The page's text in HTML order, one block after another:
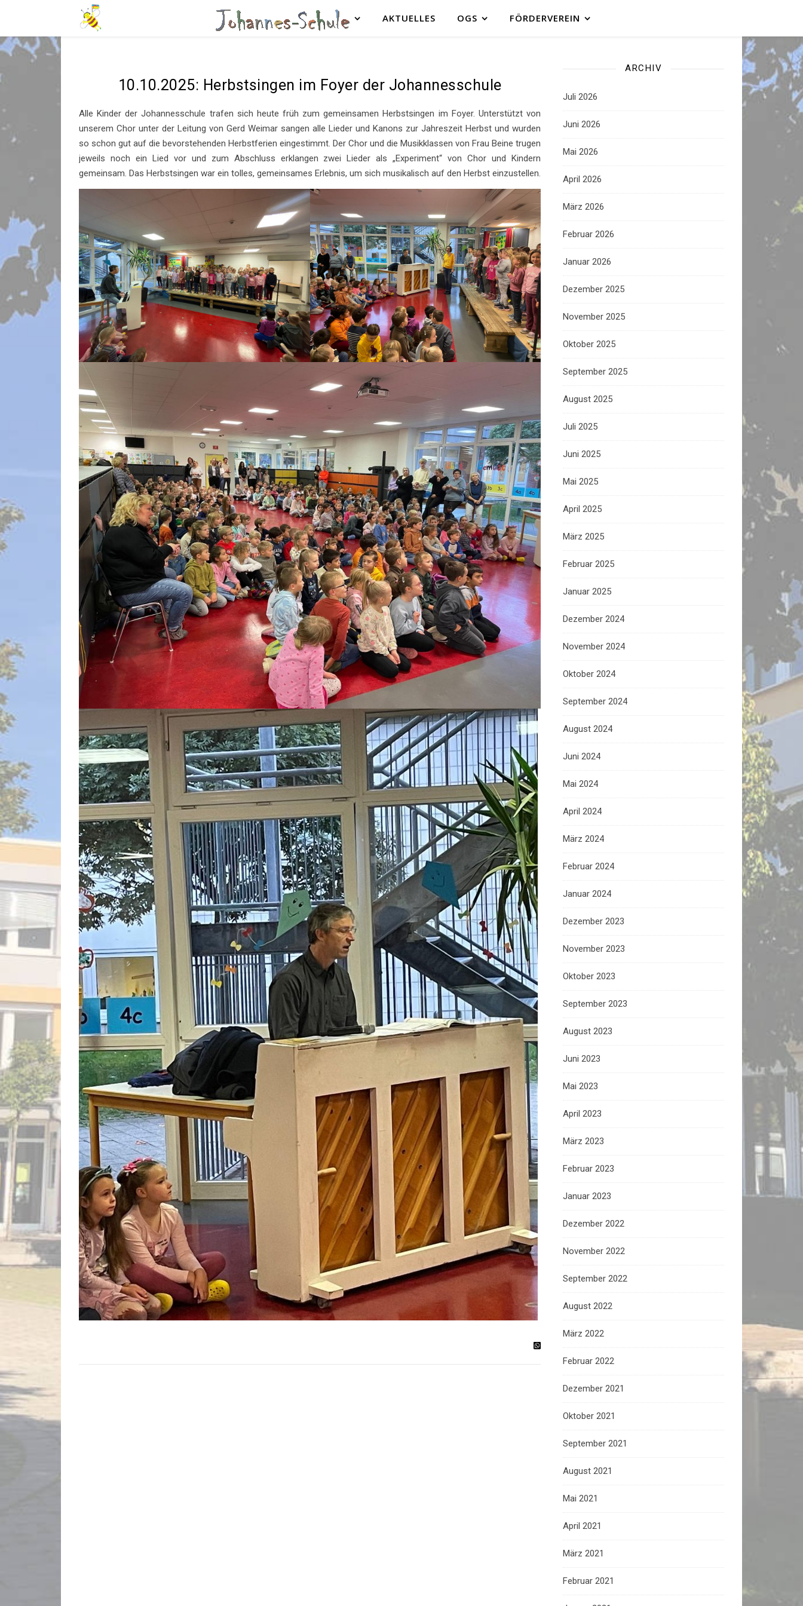
AKTUELLES OGS FÖRDERVEREIN
10.10.2025: Herbstsingen im Foyer der Johannesschule
Alle Kinder der Johannesschule trafen sich heute früh zum gemeinsamen Herbstsingen im Foyer. Unterstützt von
unserem Chor unter der Leitung von Gerd Weimar sangen alle Lieder und Kanons zur Jahreszeit Herbst und wurden
so schon gut auf die bevorstehenden Herbstferien eingestimmt. Der Chor und die Musikklassen von Frau Beine trugen
jeweils noch ein Lied vor und zum Abschluss erklangen zwei Lieder als „Experiment“ von Chor und Kindern
gemeinsam. Das Herbstsingen war ein tolles, gemeinsames Erlebnis, um sich musikalisch auf den Herbst einzustellen.
ARCHIV
Juli 2026
Juni 2026
Mai 2026
April 2026
März 2026
Februar 2026
Januar 2026
Dezember 2025
November 2025
Oktober 2025
September 2025
August 2025
Juli 2025
Juni 2025
Mai 2025
April 2025
März 2025
Februar 2025
Januar 2025
Dezember 2024
November 2024
Oktober 2024
September 2024
August 2024
Juni 2024
Mai 2024
April 2024
März 2024
Februar 2024
Januar 2024
Dezember 2023
November 2023
Oktober 2023
September 2023
August 2023
Juni 2023
Mai 2023
April 2023
März 2023
Februar 2023
Januar 2023
Dezember 2022
November 2022
September 2022
August 2022
März 2022
Februar 2022
Dezember 2021
Oktober 2021
September 2021
August 2021
Mai 2021
April 2021
März 2021
Februar 2021